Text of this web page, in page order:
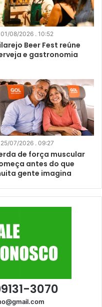
01/08/2026 . 10:52
Beer Fest reúne
e gastronomia
25/07/2026 . 09:27
de força muscular
antes do que
gente imagina
3070